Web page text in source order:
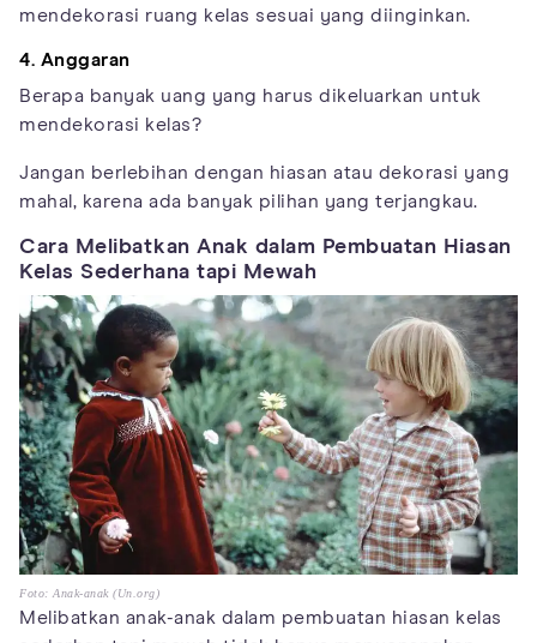
mendekorasi ruang kelas sesuai yang diinginkan.
4. Anggaran
Berapa banyak uang yang harus dikeluarkan untuk
mendekorasi kelas?
Jangan berlebihan dengan hiasan atau dekorasi yang
mahal, karena ada banyak pilihan yang terjangkau.
Cara Melibatkan Anak dalam Pembuatan Hiasan
Kelas Sederhana tapi Mewah
Foto: Anak-anak (Un.org)
Melibatkan anak-anak dalam pembuatan hiasan kelas